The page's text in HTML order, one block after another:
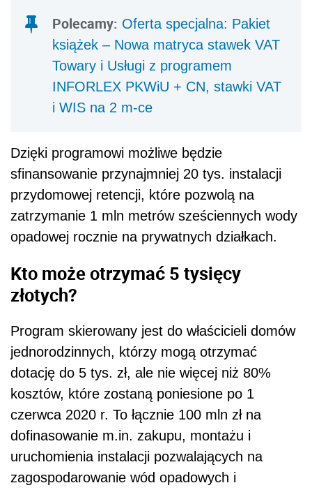
Polecamy: Oferta specjalna: Pakiet
książek – Nowa matryca stawek VAT
Towary i Usługi z programem
INFORLEX PKWiU + CN, stawki VAT
i WIS na 2 m-ce
Dzięki programowi możliwe będzie
sfinansowanie przynajmniej 20 tys. instalacji
przydomowej retencji, które pozwolą na
zatrzymanie 1 mln metrów sześciennych wody
opadowej rocznie na prywatnych działkach.
Kto może otrzymać 5 tysięcy
złotych?
Program skierowany jest do właścicieli domów
jednorodzinnych, którzy mogą otrzymać
dotację do 5 tys. zł, ale nie więcej niż 80%
kosztów, które zostaną poniesione po 1
czerwca 2020 r. To łącznie 100 mln zł na
dofinasowanie m.in. zakupu, montażu i
uruchomienia instalacji pozwalających na
zagospodarowanie wód opadowych i